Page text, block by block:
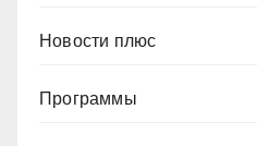
Новости плюс
Программы